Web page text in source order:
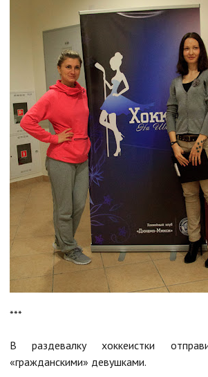
***
В раздевалку хоккеистки
«гражданскими» девушками.